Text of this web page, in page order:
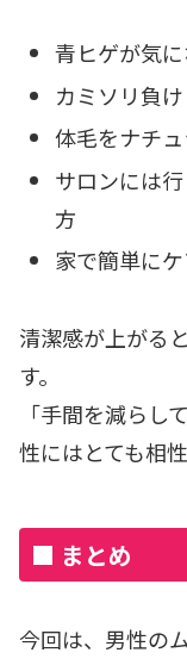
青ヒゲが気
カミソリ負
体毛をナチ
サロンには
方
家で簡単に
清潔感が上がる
す。
「手間を減らし
性にはとても相
■ まとめ
今回は、男性の